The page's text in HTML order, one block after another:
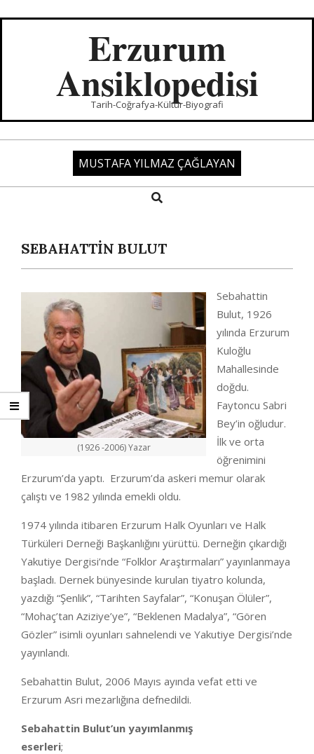
Erzurum
Ansiklopedisi
Tarih-Coğrafya-Kültür-Biyografi
MUSTAFA YILMAZ ÇAĞLAYAN
Search
SEBAHATTİN BULUT
(1926 -2006) Yazar
Sebahattin
Bulut, 1926
yılında Erzurum
Kuloğlu
Mahallesinde
doğdu.
Faytoncu Sabri
Bey’in oğludur.
İlk ve orta
öğrenimini
Erzurum’da yaptı. Erzurum’da askeri memur olarak
çalıştı ve 1982 yılında emekli oldu.
1974 yılında itibaren Erzurum Halk Oyunları ve Halk
Türküleri Derneği Başkanlığını yürüttü. Derneğin çıkardığı
Yakutiye Dergisi’nde “Folklor Araştırmaları” yayınlanmaya
başladı. Dernek bünyesinde kurulan tiyatro kolunda,
yazdığı “Şenlik”, “Tarihten Sayfalar”, “Konuşan Ölüler”,
“Mohaç’tan Aziziye’ye”, “Beklenen Madalya”, “Gören
Gözler” isimli oyunları sahnelendi ve Yakutiye Dergisi’nde
yayınlandı.
Sebahattin Bulut, 2006 Mayıs ayında vefat etti ve
Erzurum Asri mezarlığına defnedildi.
Sebahattin Bulut’un yayımlanmış
eserleri;